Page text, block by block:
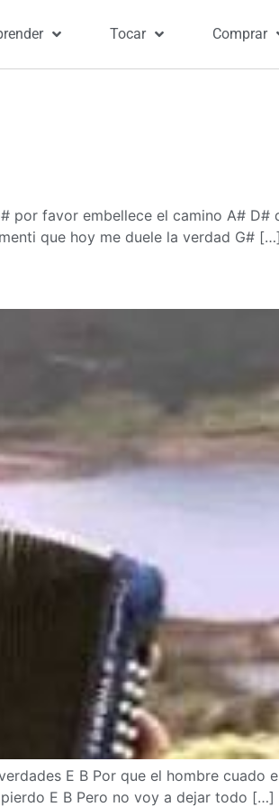
Tocar Comprar
por favor embellece el camino A# D#
que hoy me duele la verdad G# […]
E B Por que el hombre cuado
E B Pero no voy a dejar todo […]